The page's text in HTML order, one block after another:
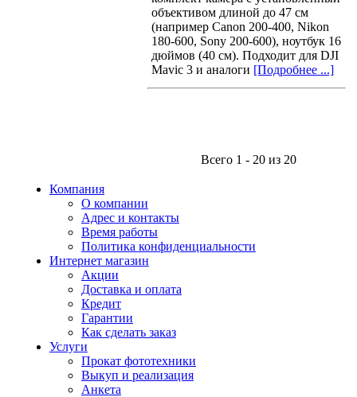
объективом длиной до 47 см
(например Canon 200-400, Nikon
180-600, Sony 200-600), ноутбук 16
дюймов (40 см). Подходит для DJI
Mavic 3 и аналоги [Подробнее ...]
Всего 1 - 20 из 20
Компания
О компании
Адрес и контакты
Время работы
Политика конфиденциальности
Интернет магазин
Акции
Доставка и оплата
Кредит
Гарантии
Как сделать заказ
Услуги
Прокат фототехники
Выкуп и реализация
Анкета